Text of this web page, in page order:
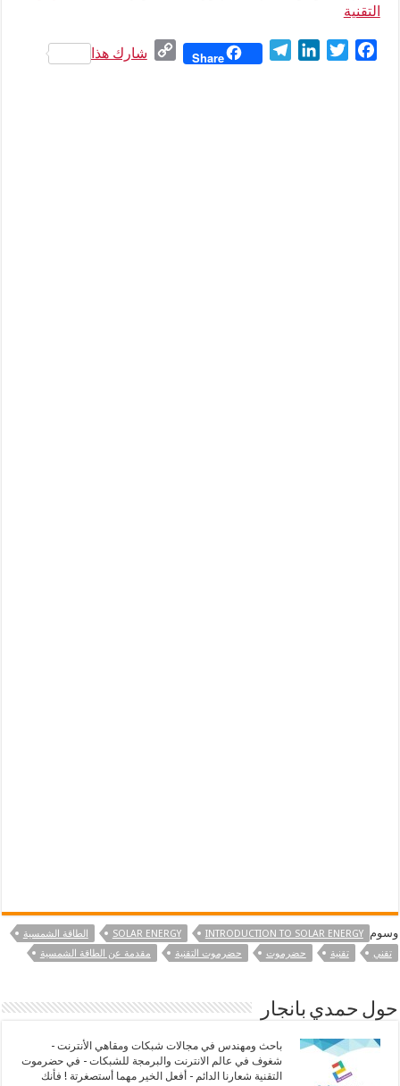
التقنية
T
Share
Cشارك هذا
وسوم INTRODUCTION TO SOLAR ENERGY
SOLAR ENERGY
الطاقة الشمسية
تقني
تقنية حضرموت حضرموت التقنية مقدمة عن الطاقة الشمسية
حول حمدي بانجار
باحث ومهندس في مجالات شبكات ومقاهي الأنترنت -
شغوف في عالم الانترنت والبرمجة للشبكات - في حضرموت
التقنية شعارنا الدائم - أفعل الخير مهما أستصغرتة ! فأنك